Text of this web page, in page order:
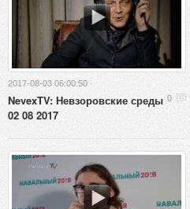
2017-08-03 06:00:50 ·
0
NevexTV: Невзоровские среды
02 08 2017